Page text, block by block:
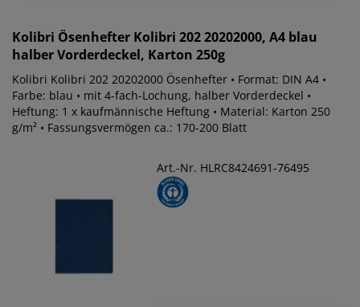
Kolibri Ösenhefter Kolibri 202 20202000, A4 blau
halber Vorderdeckel, Karton 250g
Kolibri Kolibri 202 20202000 Ösenhefter • Format: DIN A4 •
Farbe: blau • mit 4-fach-Lochung, halber Vorderdeckel •
Heftung: 1 x kaufmännische Heftung • Material: Karton 250
g/m² • Fassungsvermögen ca.: 170-200 Blatt
Art.-Nr. HLRC8424691-76495